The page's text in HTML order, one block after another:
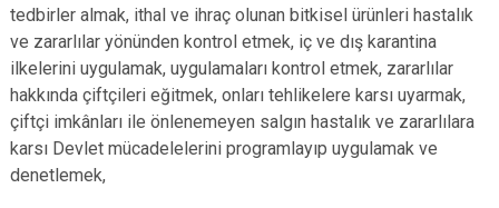
tedbirler almak, ithal ve ihraç olunan bitkisel ürünleri hastalık
ve zararlılar yönünden kontrol etmek, iç ve dış karantina
ilkelerini uygulamak, uygulamaları kontrol etmek, zararlılar
hakkında çiftçileri eğitmek, onları tehlikelere karsı uyarmak,
çiftçi imkânları ile önlenemeyen salgın hastalık ve zararlılara
karsı Devlet mücadelelerini programlayıp uygulamak ve
denetlemek,